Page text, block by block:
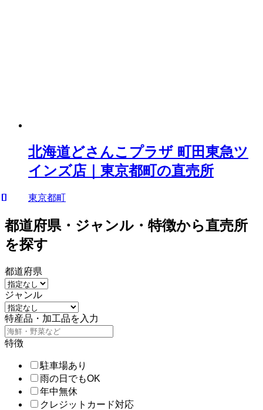
北海道どさんこプラザ 町田東急ツ
インズ店｜東京都町の直売所
東京都町
都道府県・ジャンル・特徴から直売所
を探す
都道府県
ジャンル
特産品・加工品を入力
特徴
駐車場あり
雨の日でもOK
年中無休
クレジットカード対応